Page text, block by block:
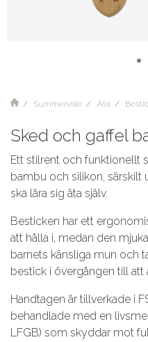
Summerville Äta
Sked och gaffel
Ett stilrent och funktionellt
bambu och silikon,
ska lära sig äta själv.
Besticken har ett
att hålla i, medan den
barnets känsliga mun och
bestick i övergången till att
Handtagen är tillverkade i
behandlade med en
LFGB) som skyddar mot